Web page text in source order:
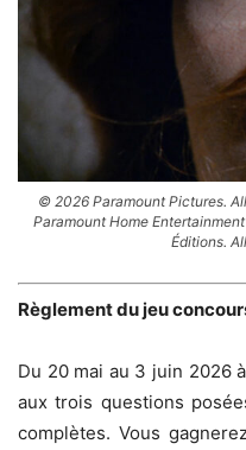
© 2026 Paramount Pictures.
Paramount Home
Éditions.
Règlement du jeu
Du 20 mai au 3 juin 2026
aux trois questions
complètes. Vous